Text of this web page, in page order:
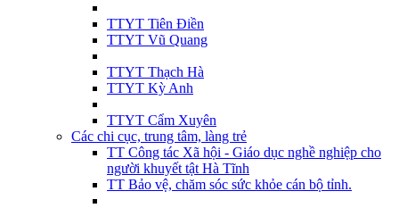
TTYT Tiên Điền
TTYT Vũ Quang
TTYT Thạch Hà
TTYT Kỳ Anh
TTYT Cẩm Xuyên
Các chi cục, trung tâm, làng trẻ
TT Công tác Xã hội - Giáo dục nghề nghiệp cho
người khuyết tật Hà Tĩnh
TT Bảo vệ, chăm sóc sức khỏe cán bộ tỉnh.